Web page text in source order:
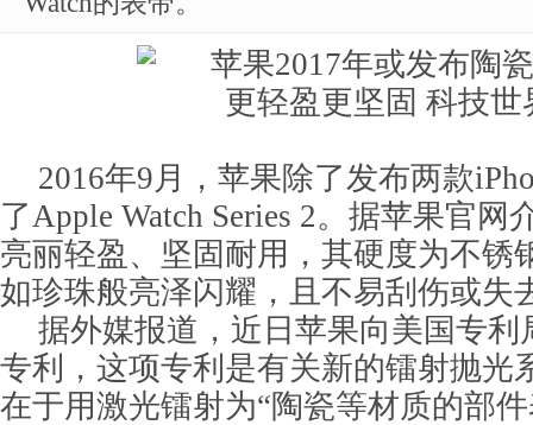
2016年9月，苹果除了发布两款
了Apple Watch Series 2。据苹果官网
亮丽轻盈、坚固耐用，其硬度为不锈
如珍珠般亮泽闪耀，且不易刮伤或失
据外媒报道，近日苹果向美国专利
专利，这项专利是有关新的镭射抛光
在于用激光镭射为“陶瓷等材质的部